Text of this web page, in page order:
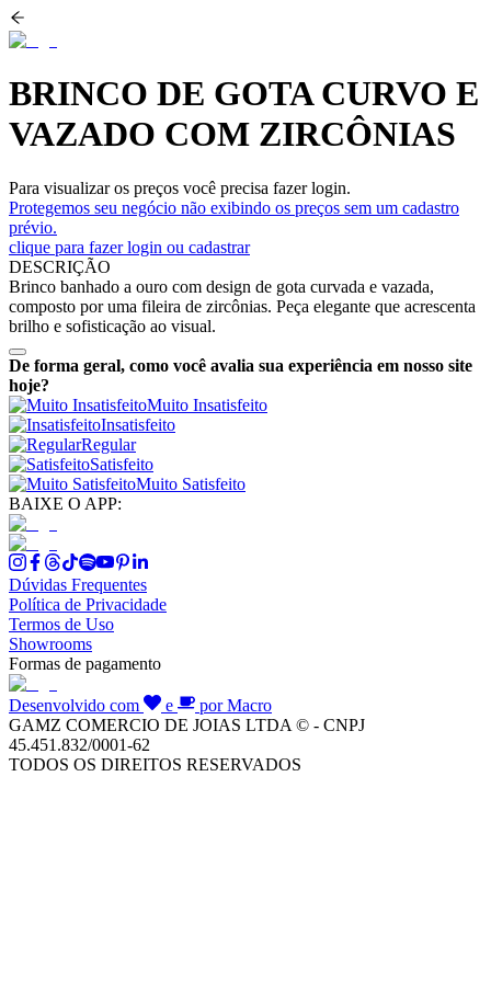
BRINCO DE GOTA CURVO E
VAZADO COM ZIRCÔNIAS
Para visualizar os preços você precisa fazer login.
Protegemos seu negócio não exibindo os preços sem um cadastro
prévio.
clique para fazer login ou cadastrar
DESCRIÇÃO
Brinco banhado a ouro com design de gota curvada e vazada,
composto por uma fileira de zircônias. Peça elegante que acrescenta
brilho e sofisticação ao visual.
De forma geral, como você avalia sua experiência em nosso site
hoje?
Muito Insatisfeito
Insatisfeito
Regular
Satisfeito
Muito Satisfeito
BAIXE O APP:
Dúvidas Frequentes
Política de Privacidade
Termos de Uso
Showrooms
Formas de pagamento
Desenvolvido com e
por Macro
GAMZ COMERCIO DE JOIAS LTDA © - CNPJ
45.451.832/0001-62
TODOS OS DIREITOS RESERVADOS